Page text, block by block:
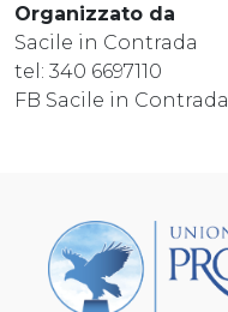
Organizzato da
Sacile in Contrada
tel: 340 6697110
FB Sacile in Contrada